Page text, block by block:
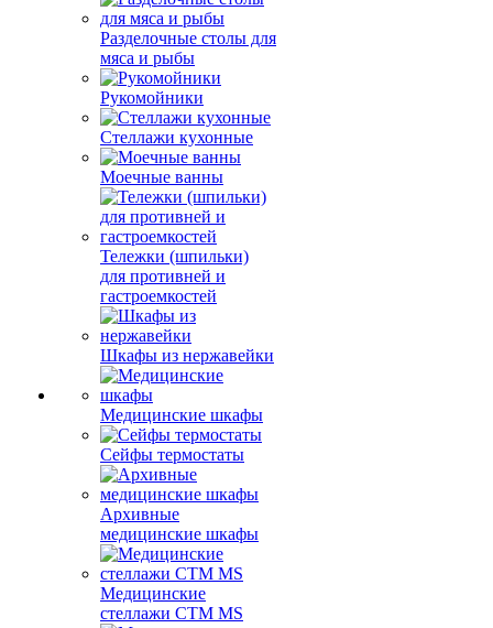
Разделочные столы для
мяса и рыбы
Рукомойники
Стеллажи кухонные
Моечные ванны
Тележки (шпильки)
для противней и
гастроемкостей
Шкафы из нержавейки
Медицинские шкафы
Сейфы термостаты
Архивные
медицинские шкафы
Медицинские
стеллажи CTM MS